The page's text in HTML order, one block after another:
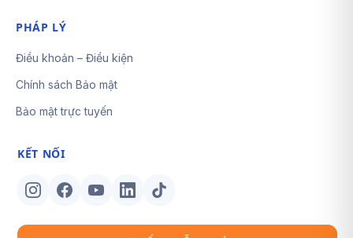
PHÁP LÝ
Điều khoản – Điều kiện
Chính sách Bảo mật
Bảo mật trực tuyến
KẾT NỐI